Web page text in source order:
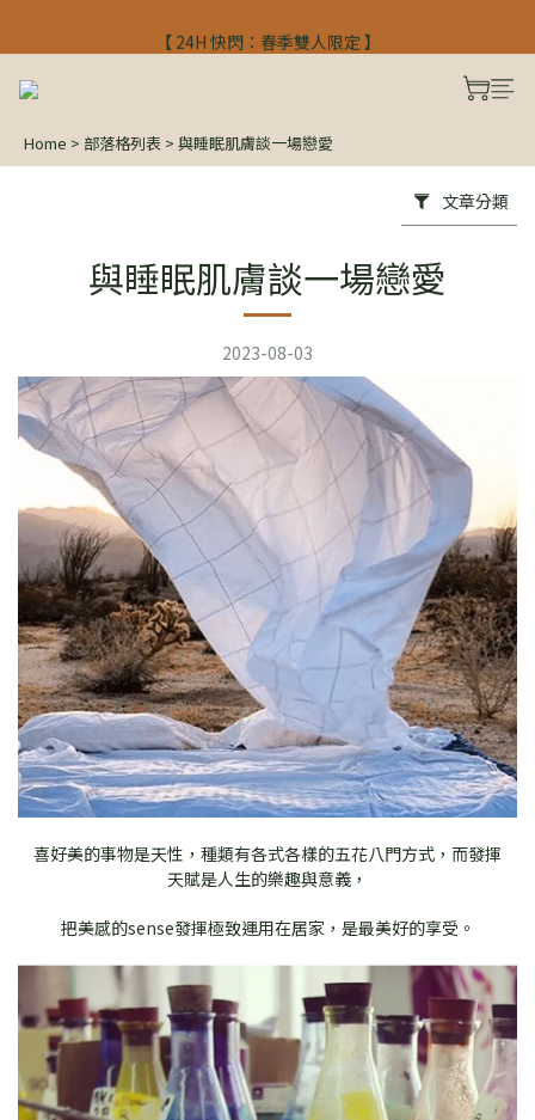
【 24H 快閃：春季雙人限定 】
Home > 部落格列表 > 與睡眠肌膚談一場戀愛
文章分類
與睡眠肌膚談一場戀愛
2023-08-03
喜好美的事物是天性，種類有各式各樣的五花八門方式，而發揮
天賦是人生的樂趣與意義，
把美感的sense發揮極致運用在居家，是最美好的享受。